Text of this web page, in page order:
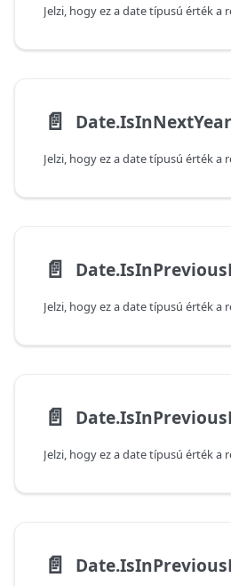
📄️ Date.IsInNextYear
📄️
📄️
📄️